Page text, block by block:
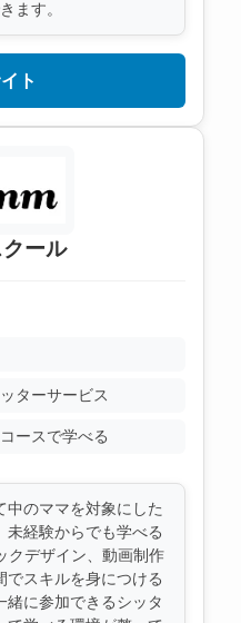
ます。
ト
ール
ターサービス
ースで学べる
中のママを対象にした
未経験からでも学べる
クデザイン、動画制作
でスキルを身につける
緒に参加できるシッタ